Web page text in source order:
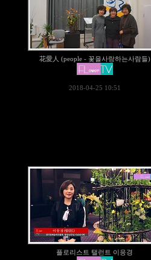
花愛人 (people - 꽃을사랑하는사람들)
2018-04-25 10:51
플로리스트 탤런트 이응경